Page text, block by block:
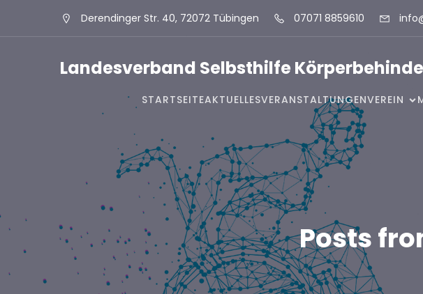
Derendinger Str. 40, 72072 Tübingen 07071 8859610
Landesverband Selbsthilfe
STARTSEITEAKTUELLESVERANSTALTUNGENVEREIN
Posts